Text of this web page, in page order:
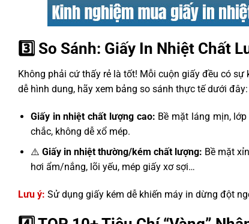
3️⃣ So Sánh: Giấy In Nhiệt Chất
Không phải cứ thấy rẻ là tốt! Mỗi cuộn giấy đều có
dễ hình dung, hãy xem bảng so sánh thực tế dưới đây:
Giấy in nhiệt chất lượng cao: Bề mặt láng mịn,
chắc, không dễ xổ mép.
⚠️ Giấy in nhiệt thường/kém chất lượng: Bề mặt
hơi ẩm/nắng, lõi yếu, mép giấy xơ sợi…
Lưu ý: Sử dụng giấy kém dễ khiến máy in dừng đột